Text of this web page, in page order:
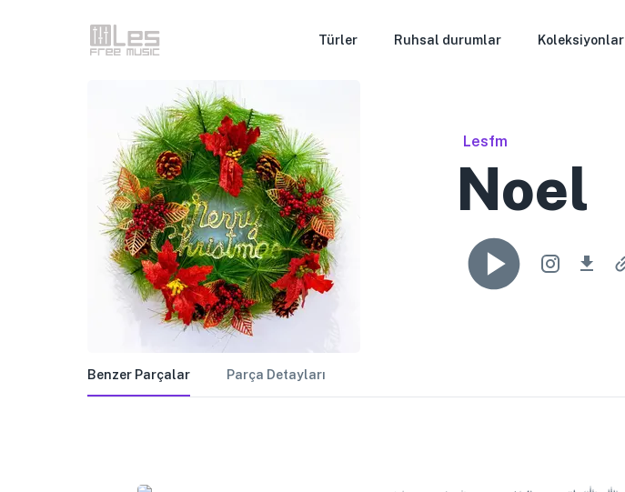
Türler Ruhsal durumlar Koleksiyonlar
Lesfm
Noel
Benzer Parçalar Parça Detayları